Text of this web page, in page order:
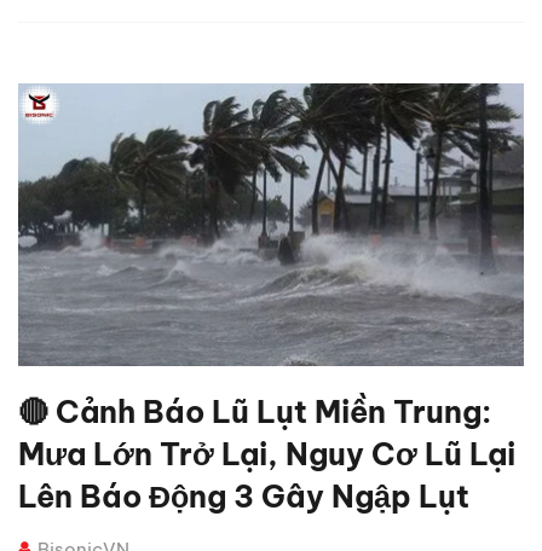
🔴 Cảnh Báo Lũ Lụt Miền Trung:
Mưa Lớn Trở Lại, Nguy Cơ Lũ Lại
Lên Báo Động 3 Gây Ngập Lụt